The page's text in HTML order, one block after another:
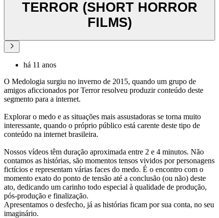
TERROR (SHORT HORROR
FILMS)
há 11 anos
O Medologia surgiu no inverno de 2015, quando um grupo de
amigos aficcionados por Terror resolveu produzir conteúdo deste
segmento para a internet.
Explorar o medo e as situações mais assustadoras se torna muito
interessante, quando o próprio público está carente deste tipo de
conteúdo na internet brasileira.
Nossos vídeos têm duração aproximada entre 2 e 4 minutos. Não
contamos as histórias, são momentos tensos vividos por personagens
fictícios e representam várias faces do medo. É o encontro com o
momento exato do ponto de tensão até a conclusão (ou não) deste
ato, dedicando um carinho todo especial à qualidade de produção,
pós-produção e finalização.
Apresentamos o desfecho, já as histórias ficam por sua conta, no seu
imaginário.